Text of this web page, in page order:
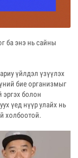
ба энэ нь сайны
үйлдэл үзүүлэх
бие организмыг
эргэх болон
үед нүүр улайх нь
холбоотой.